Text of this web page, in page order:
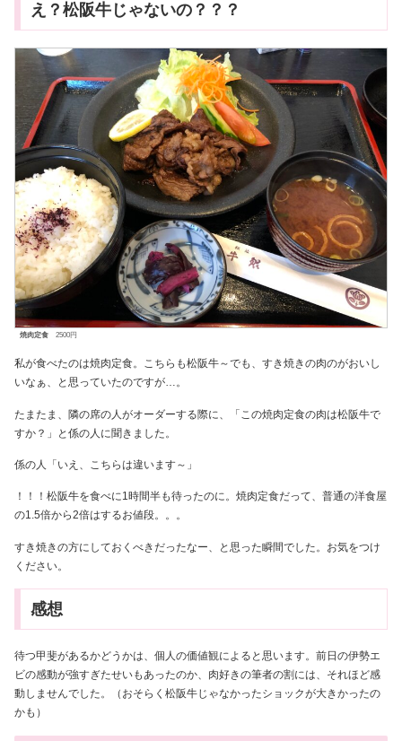
え？松阪牛じゃないの？？？
焼肉定食 2500円
私が食べたのは焼肉定食。こちらも松阪牛～でも、すき焼きの肉のがおいし
いなぁ、と思っていたのですが…。
たまたま、隣の席の人がオーダーする際に、「この焼肉定食の肉は松阪牛で
すか？」と係の人に聞きました。
係の人「いえ、こちらは違います～」
！！！松阪牛を食べに1時間半も待ったのに。焼肉定食だって、普通の洋食屋
の1.5倍から2倍はするお値段。。。
すき焼きの方にしておくべきだったなー、と思った瞬間でした。お気をつけ
ください。
感想
待つ甲斐があるかどうかは、個人の価値観によると思います。前日の伊勢エ
ビの感動が強すぎたせいもあったのか、肉好きの筆者の割には、それほど感
動しませんでした。（おそらく松阪牛じゃなかったショックが大きかったの
かも）